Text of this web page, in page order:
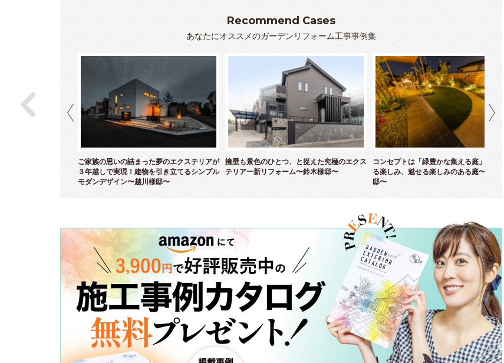
Recommend Cases
あなたにオススメのガーデンリフォーム工事事例集
ご家族の思いの詰まった夢のエクステリアが
３年越しで実現！建物を引き立てるシンプル
モダンデザイン〜越川様邸〜
擁壁も景色のひとつ、と捉えた究極のエクス
テリア一新リフォーム〜鈴木様邸〜
コンセプトは「緑豊かな集える庭」！ 育て
る楽しみ、魅せる楽しみのある庭〜並木様
邸〜